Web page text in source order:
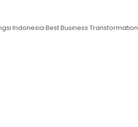
Indonesia Best Business Transformation